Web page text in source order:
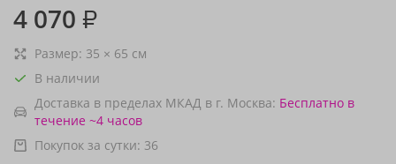
4 070 ₽
Размер: 35 × 65 см
В наличии
Доставка в пределах МКАД в г. Москва: Бесплатно в
течение ~4 часов
Покупок за сутки: 36